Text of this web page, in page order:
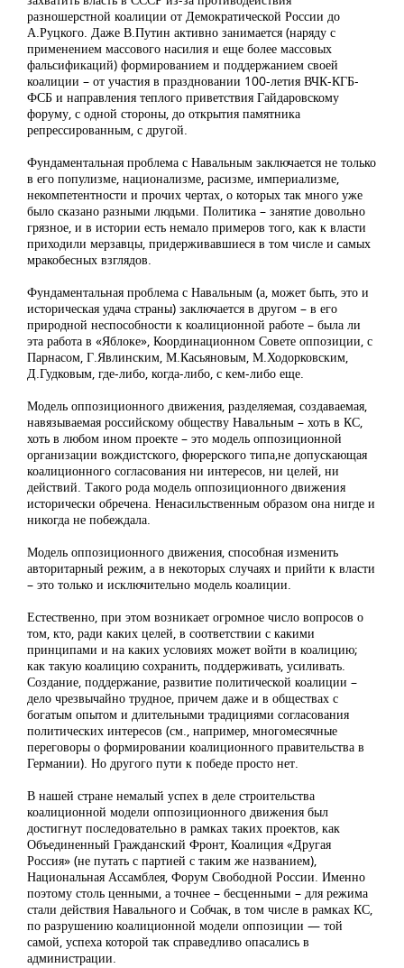
разношерстной коалиции от Демократической России до
А.Руцкого. Даже В.Путин активно занимается (наряду с
применением массового насилия и еще более массовых
фальсификаций) формированием и поддержанием своей
коалиции – от участия в праздновании 100-летия ВЧК-КГБ-
ФСБ и направления теплого приветствия Гайдаровскому
форуму, с одной стороны, до открытия памятника
репрессированным, с другой.
Фундаментальная проблема с Навальным заключается не только
в его популизме, национализме, расизме, империализме,
некомпетентности и прочих чертах, о которых так много уже
было сказано разными людьми. Политика – занятие довольно
грязное, и в истории есть немало примеров того, как к власти
приходили мерзавцы, придерживавшиеся в том числе и самых
мракобесных взглядов.
Фундаментальная проблема с Навальным (а, может быть, это и
историческая удача страны) заключается в другом – в его
природной неспособности к коалиционной работе – была ли
эта работа в «Яблоке», Координационном Совете оппозиции, с
Парнасом, Г.Явлинским, М.Касьяновым, М.Ходорковским,
Д.Гудковым, где-либо, когда-либо, с кем-либо еще.
Модель оппозиционного движения, разделяемая, создаваемая,
навязываемая российскому обществу Навальным – хоть в КС,
хоть в любом ином проекте – это модель оппозиционной
организации вождистского, фюрерского типа,не допускающая
коалиционного согласования ни интересов, ни целей, ни
действий. Такого рода модель оппозиционного движения
исторически обречена. Ненасильственным образом она нигде и
никогда не побеждала.
Модель оппозиционного движения, способная изменить
авторитарный режим, а в некоторых случаях и прийти к власти
– это только и исключительно модель коалиции.
Естественно, при этом возникает огромное число вопросов о
том, кто, ради каких целей, в соответствии с какими
принципами и на каких условиях может войти в коалицию;
как такую коалицию сохранить, поддерживать, усиливать.
Создание, поддержание, развитие политической коалиции –
дело чрезвычайно трудное, причем даже и в обществах с
богатым опытом и длительными традициями согласования
политических интересов (см., например, многомесячные
переговоры о формировании коалиционного правительства в
Германии). Но другого пути к победе просто нет.
В нашей стране немалый успех в деле строительства
коалиционной модели оппозиционного движения был
достигнут последовательно в рамках таких проектов, как
Объединенный Гражданский Фронт, Коалиция «Другая
Россия» (не путать с партией с таким же названием),
Национальная Ассамблея, Форум Свободной России. Именно
поэтому столь ценными, а точнее – бесценными – для режима
стали действия Навального и Собчак, в том числе в рамках КС,
по разрушению коалиционной модели оппозиции — той
самой, успеха которой так справедливо опасались в
администрации.